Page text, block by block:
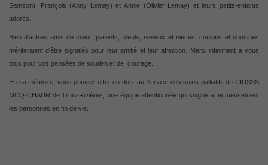
Samson), François (Anny Lemay) et Annie (Olivier Lemay) et leurs petits-enfants
adorés.
Bien d'autres amis de cœur, parents, filleuls, neveux et nièces, cousins et cousines
mériteraient d'être signalés pour leur amitié et leur affection. Merci infiniment à vous
tous pour vos pensées de soutien et de courage.
En sa mémoire, vous pouvez offrir un don au Service des soins palliatifs du CIUSSS
MCQ-CHAUR de Trois-Rivières, une équipe attentionnée qui soigne affectueusement
les personnes en fin de vie.